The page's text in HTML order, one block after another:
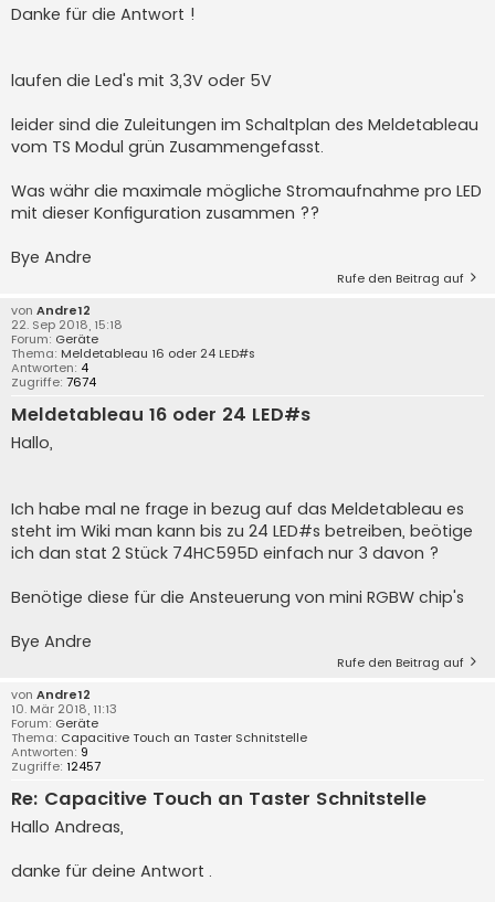
Danke für die Antwort !
laufen die Led's mit 3,3V oder 5V
leider sind die Zuleitungen im Schaltplan des Meldetableau
vom TS Modul grün Zusammengefasst.
Was währ die maximale mögliche Stromaufnahme pro LED
mit dieser Konfiguration zusammen ??
Bye Andre
Rufe den Beitrag auf
von Andre12
22. Sep 2018, 15:18
Forum: Geräte
Thema: Meldetableau 16 oder 24 LED#s
Antworten: 4
Zugriffe: 7674
Meldetableau 16 oder 24 LED#s
Hallo,
Ich habe mal ne frage in bezug auf das Meldetableau es
steht im Wiki man kann bis zu 24 LED#s betreiben, beötige
ich dan stat 2 Stück 74HC595D einfach nur 3 davon ?
Benötige diese für die Ansteuerung von mini RGBW chip's
Bye Andre
Rufe den Beitrag auf
von Andre12
10. Mär 2018, 11:13
Forum: Geräte
Thema: Capacitive Touch an Taster Schnitstelle
Antworten: 9
Zugriffe: 12457
Re: Capacitive Touch an Taster Schnitstelle
Hallo Andreas,
danke für deine Antwort .